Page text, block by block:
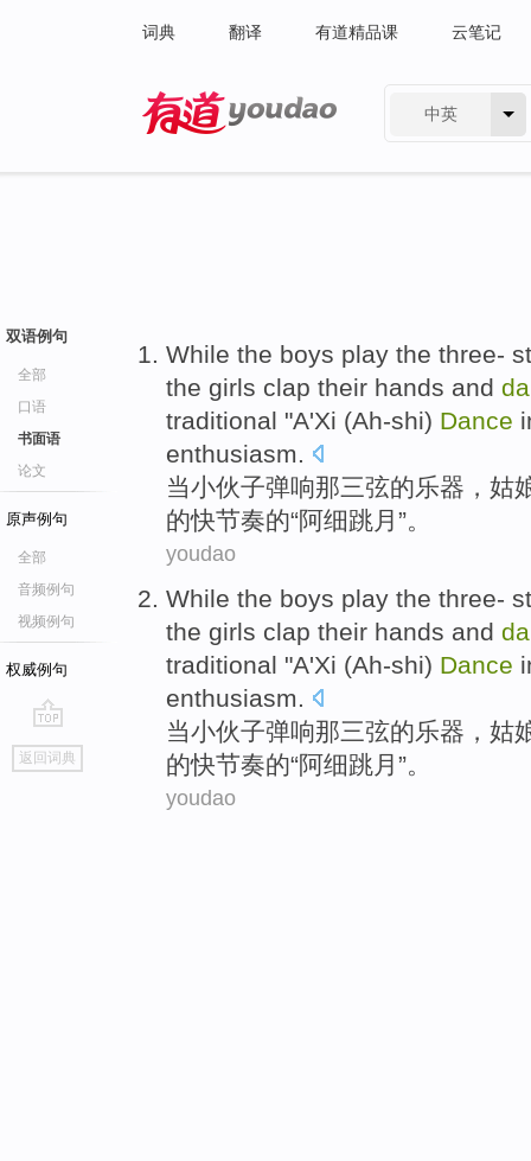
词典 翻译 有道精品课 云笔记
中英
双语例句
全部
口语
书面语
论文
原声例句
全部
音频例句
视频例句
权威例句
go
top
返回词典
While the boys play the three-
the girls clap their hands and
traditional "A'Xi (Ah-shi) Dance
enthusiasm.
当小伙子弹响那三弦的乐器 ， 姑
的快节奏的“阿细跳月”。
youdao
While the boys play the three-
the girls clap their hands and
traditional "A'Xi (Ah-shi) Dance
enthusiasm.
当小伙子弹响那三弦的乐器 ， 姑
的快节奏的“阿细跳月”。
youdao